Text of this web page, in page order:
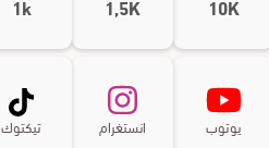
يوتوب انستغرام تيكتوك